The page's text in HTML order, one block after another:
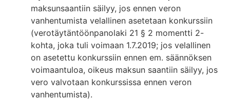
maksunsaantiin säilyy, jos ennen veron
vanhentumista velallinen asetetaan konkurssiin
(verotäytäntöönpanolaki 21 § 2 momentti 2-
kohta, joka tuli voimaan 1.7.2019; jos velallinen
on asetettu konkurssiin ennen em. säännöksen
voimaantuloa, oikeus maksun saantiin säilyy, jos
vero valvotaan konkurssissa ennen veron
vanhentumista).